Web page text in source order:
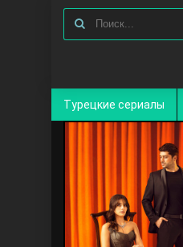
Турецкие сериалы